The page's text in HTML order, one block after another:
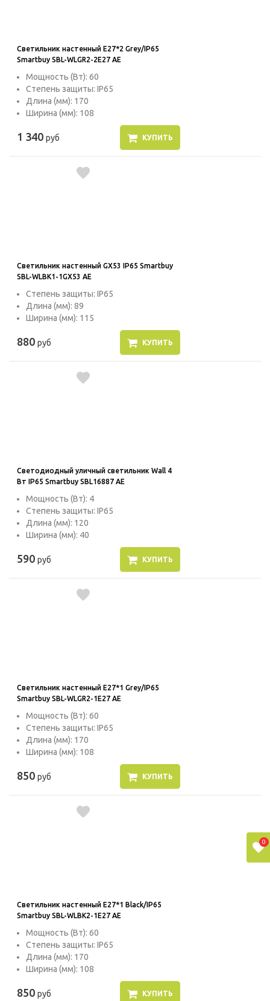
Светильник настенный E27*2 Grey/IP65
Smartbuy SBL-WLGR2-2E27 AE
Мощность (Вт): 60
Степень защиты: IP65
Длина (мм): 170
Ширина (мм): 108
1 340 руб КУПИТЬ
Светильник настенный GX53 IP65 Smartbuy
SBL-WLBK1-1GX53 AE
Степень защиты: IP65
Длина (мм): 89
Ширина (мм): 115
880 руб КУПИТЬ
Светодиодный уличный светильник Wall 4
Вт IP65 Smartbuy SBL16887 AE
Мощность (Вт): 4
Степень защиты: IP65
Длина (мм): 120
Ширина (мм): 40
590 руб КУПИТЬ
Светильник настенный E27*1 Grey/IP65
Smartbuy SBL-WLGR2-1E27 AE
Мощность (Вт): 60
Степень защиты: IP65
Длина (мм): 170
Ширина (мм): 108
850 руб КУПИТЬ
Светильник настенный E27*1 Black/IP65
Smartbuy SBL-WLBK2-1E27 AE
Мощность (Вт): 60
Степень защиты: IP65
Длина (мм): 170
Ширина (мм): 108
850 руб КУПИТЬ
0